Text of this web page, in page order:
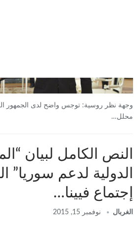
وجهة نظر روسية: توجس واضح لدى الجمهور
محلل…
النص الكامل لبيان
الدولية لدعم سوريا”
إجتماع فيينا…
الغربال نوفمبر 15, 2015